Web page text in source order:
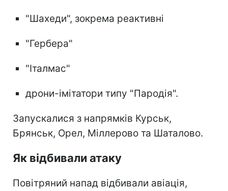
"Шахеди", зокрема реактивні
"Гербера"
"Італмас"
дрони-імітатори типу "Пародія".
Запускалися з напрямків Курськ,
Брянськ, Орел, Міллерово та Шаталово.
Як відбивали атаку
Повітряний напад відбивали авіація,